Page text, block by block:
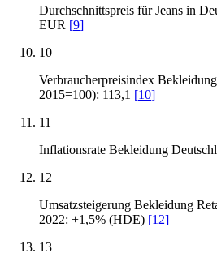
Durchschnittspreis für Jeans in
EUR [9]
10
Verbraucherpreisindex
2015=100): 113,1 [10]
11
Inflationsrate Bekleidung
12
Umsatzsteigerung Bekleidung
2022: +1,5% (HDE) [12]
13